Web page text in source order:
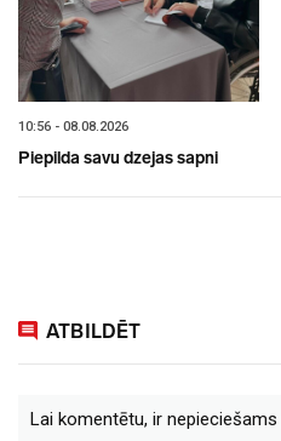
10:56 - 08.08.2026
Piepilda savu dzejas sapni
ATBILDĒT
Lai komentētu, ir nepieciešams